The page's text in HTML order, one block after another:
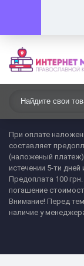
При оплате
составляет
(наложеный платеж)
истечении 5-ти
Предоплата 100
погашение
Внимание! Перед
наличие у